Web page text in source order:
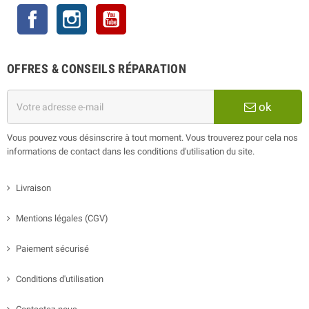
Facebook Instagram
OFFRES & CONSEILS RÉPARATION
ok
Vous pouvez vous désinscrire à tout moment. Vous trouverez pour cela nos
informations de contact dans les conditions d'utilisation du site.
Livraison
Mentions légales (CGV)
Paiement sécurisé
Conditions d'utilisation